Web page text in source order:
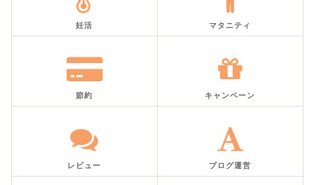
妊活 マタニティ
節約 キャンペーン
レビュー ブログ運営